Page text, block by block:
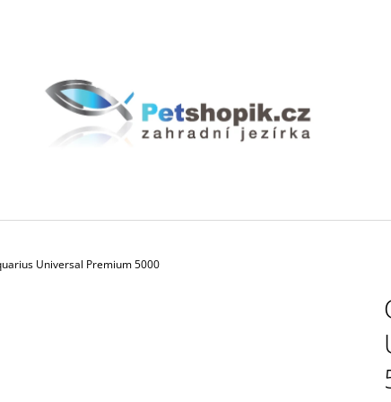
Universal Premium 5000
CO POTŘEBUJETE NAJÍT?
GEOTEXTÍLIE